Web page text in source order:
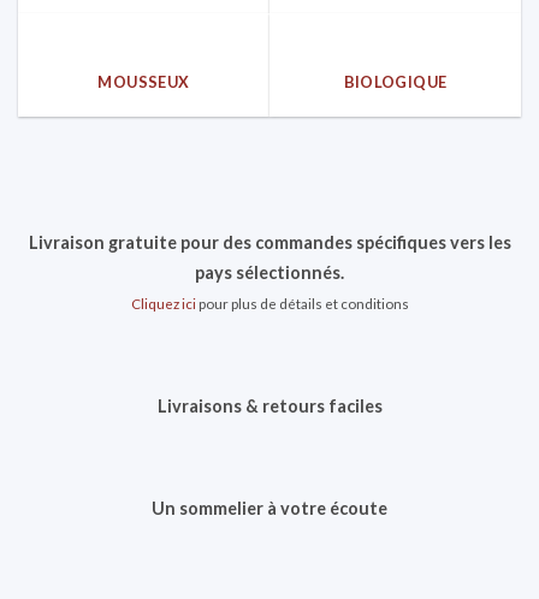
MOUSSEUX BIOLOGIQUE
Livraison gratuite pour des commandes spécifiques vers les
pays sélectionnés.
Cliquez icipour plus de détails et conditions
Livraisons & retours faciles
Un sommelier à votre écoute